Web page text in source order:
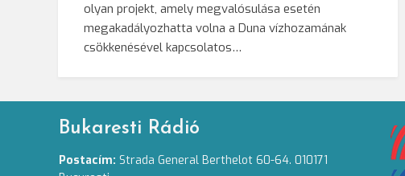
olyan projekt, amely megvalósulása esetén
megakadályozhatta volna a Duna vízhozamának
csökkenésével kapcsolatos…
Bukaresti Rádió
Postacím: Strada General Berthelot 60-64. 010171